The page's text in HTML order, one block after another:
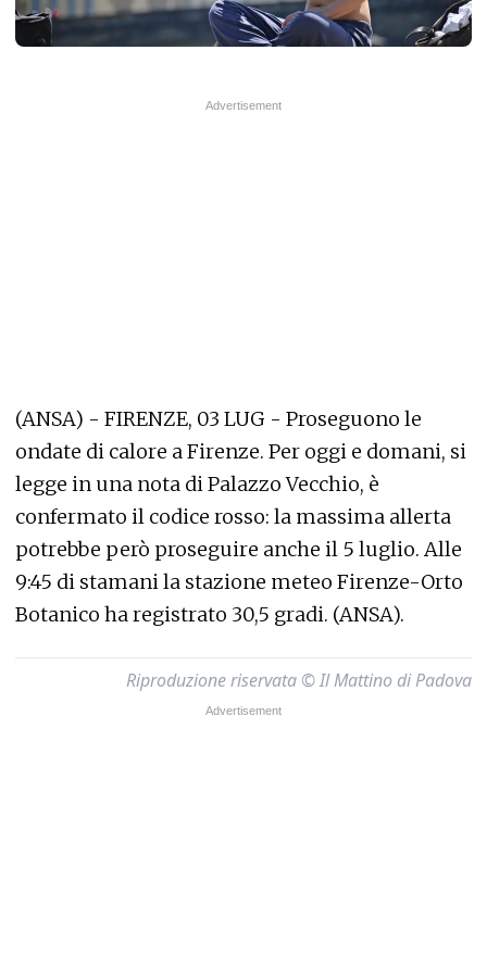
(ANSA) - FIRENZE, 03 LUG - Proseguono le
ondate di calore a Firenze. Per oggi e domani, si
legge in una nota di Palazzo Vecchio, è
confermato il codice rosso: la massima allerta
potrebbe però proseguire anche il 5 luglio. Alle
9:45 di stamani la stazione meteo Firenze-Orto
Botanico ha registrato 30,5 gradi. (ANSA).
Riproduzione riservata © Il Mattino di Padova